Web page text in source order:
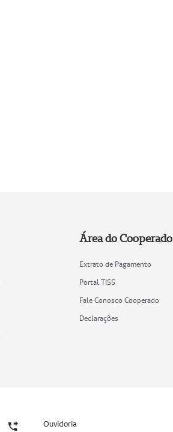
Área do Cooperado
Extrato de Pagamento
Portal TISS
Fale Conosco Cooperado
Declarações
Ouvidoria